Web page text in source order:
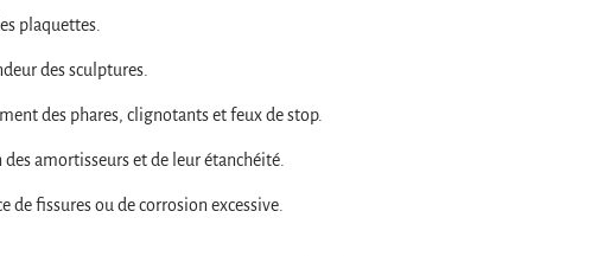
plaquettes.
des sculptures.
des phares, clignotants et feux de stop.
amortisseurs et de leur étanchéité.
de fissures ou de corrosion excessive.